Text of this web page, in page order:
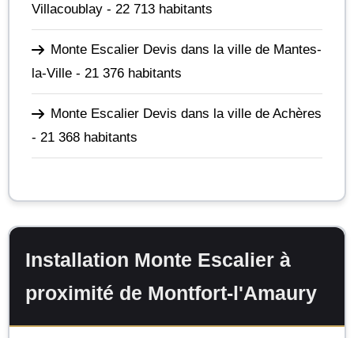
Villacoublay - 22 713 habitants
Monte Escalier Devis dans la ville de Mantes-
la-Ville - 21 376 habitants
Monte Escalier Devis dans la ville de Achères
- 21 368 habitants
Installation Monte Escalier à
proximité de Montfort-l'Amaury